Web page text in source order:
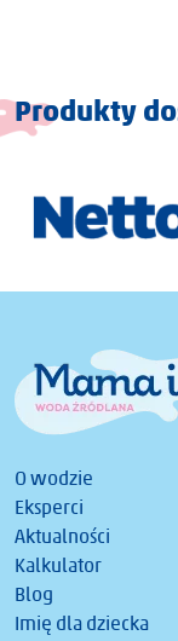
Produkty
O wodzie
Eksperci
Aktualności
Kalkulator
Blog
Imię dla dziecka